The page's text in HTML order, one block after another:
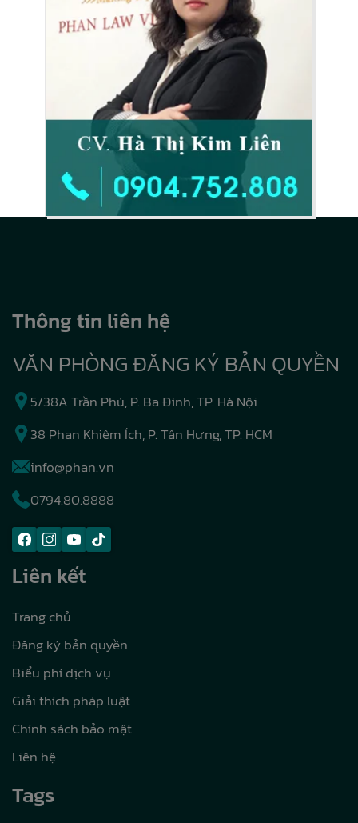
Thông tin liên hệ
VĂN PHÒNG ĐĂNG KÝ BẢN QUYỀN
5/38A Trần Phú, P. Ba Đình, TP. Hà Nội
38 Phan Khiêm Ích, P. Tân Hưng, TP. HCM
info@phan.vn
0794.80.8888
Liên kết
Trang chủ
Đăng ký bản quyền
Biểu phí dịch vụ
Giải thích pháp luật
Chính sách bảo mật
Liên hệ
Tags